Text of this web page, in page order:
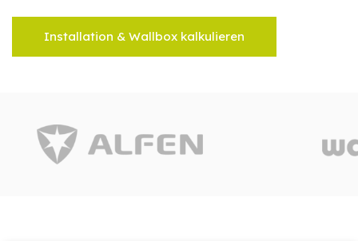
Installation & Wallbox kalkulieren